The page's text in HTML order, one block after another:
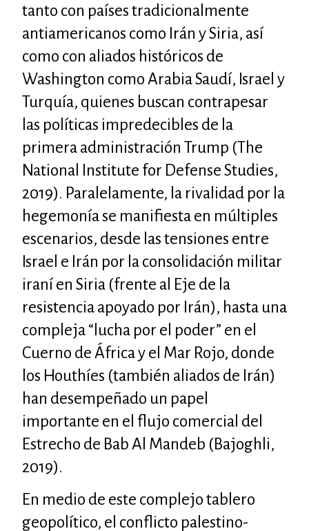
tanto con países tradicionalmente
antiamericanos como Irán y Siria, así
como con aliados históricos de
Washington como Arabia Saudí, Israel y
Turquía, quienes buscan contrapesar
las políticas impredecibles de la
primera administración Trump (The
National Institute for Defense Studies,
2019). Paralelamente, la rivalidad por la
hegemonía se manifiesta en múltiples
escenarios, desde las tensiones entre
Israel e Irán por la consolidación militar
iraní en Siria (frente al Eje de la
resistencia apoyado por Irán), hasta una
compleja “lucha por el poder” en el
Cuerno de África y el Mar Rojo, donde
los Houthíes (también aliados de Irán)
han desempeñado un papel
importante en el flujo comercial del
Estrecho de Bab Al Mandeb (Bajoghli,
2019).
En medio de este complejo tablero
geopolítico, el conflicto palestino-